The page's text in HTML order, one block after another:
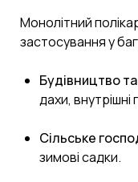
Монолітний
застосування у
Будівництво
дахи,
Сільське
зимові садки.